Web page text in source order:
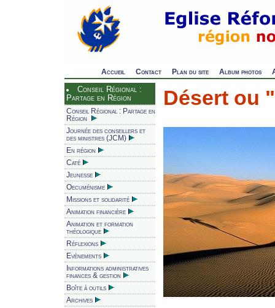
Accueil Contact Plan du site Album photos
Conseil Régional :
Partage en Région
Conseil Régional : Partage en
Région
Journée des conseillers et
des ministres (JCM)
En région
Caté
Jeunesse
Oecuménisme
Missions et solidarité
Animation financière
Animation et formation
théologique
Réflexions
Evènements
Informations administratives
finances & gestion
Boîte à outils
Archives
Désert ou